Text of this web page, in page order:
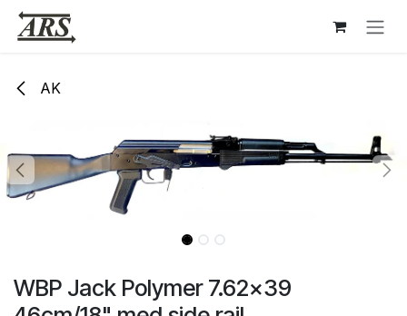
Hoppa till innehåll
AK
WBP Jack Polymer 7.62x39